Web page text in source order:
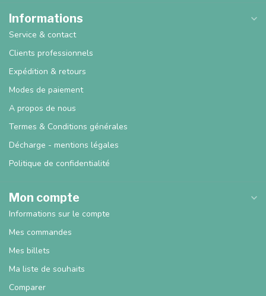
Informations
Service & contact
Clients professionnels
Expédition & retours
Modes de paiement
A propos de nous
Termes & Conditions générales
Décharge - mentions légales
Politique de confidentialité
Mon compte
Informations sur le compte
Mes commandes
Mes billets
Ma liste de souhaits
Comparer